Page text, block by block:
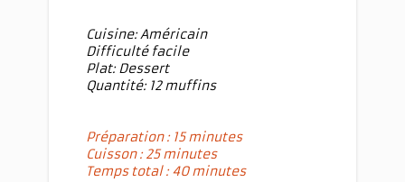
Cuisine: Américain
Difficulté facile
Plat: Dessert
Quantité: 12 muffins
Préparation : 15 minutes
Cuisson : 25 minutes
Temps total : 40 minutes